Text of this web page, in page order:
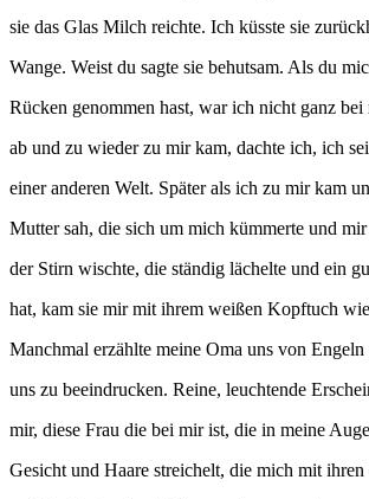
sie das Glas Milch reichte. Ich küsste sie
Wange. Weist du sagte sie behutsam. Als du
Rücken genommen hast, war ich nicht ganz
ab und zu wieder zu mir kam, dachte ich, ich
einer anderen Welt. Später als ich zu mir kam
Mutter sah, die sich um mich kümmerte und
der Stirn wischte, die ständig lächelte und ein
hat, kam sie mir mit ihrem weißen Kopftuch
Manchmal erzählte meine Oma uns von
uns zu beeindrucken. Reine, leuchtende
mir, diese Frau die bei mir ist, die in meine
Gesicht und Haare streichelt, die mich mit ihren